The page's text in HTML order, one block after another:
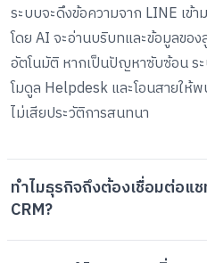
ระบบจะดึงข้อความจาก LINE เข้
โดย AI จะอ่านบริบทและข้อมูลขอ
อัตโนมัติ หากเป็นปัญหาซับซ้อน ร
โมดูล Helpdesk และโอนสายให้
ไม่เสียประวัติการสนทนา
ทำไมธุรกิจถึงต้องเชื่อมต่อแ
CRM?